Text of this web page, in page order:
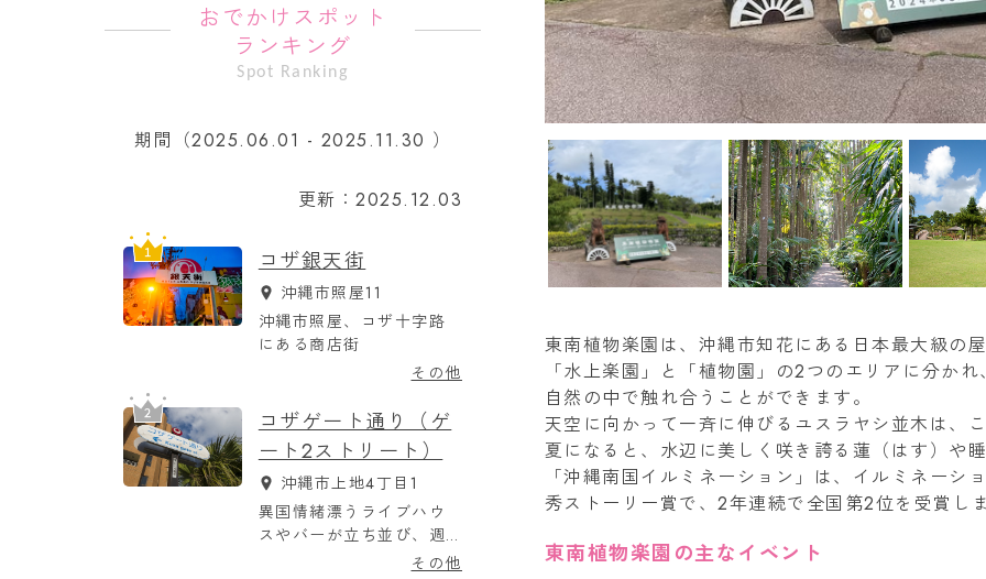
東南植物楽園は、沖縄市知花にある日本最大級の
「水上楽園」と「植物園」の2つのエリアに分か
自然の中で触れ合うことができます。
天空に向かって一斉に伸びるユスラヤシ並木は、
夏になると、水辺に美しく咲き誇る蓮（はす）や
「沖縄南国イルミネーション」は、イルミネー
秀ストーリー賞で、2年連続で全国第2位を受賞し
東南植物楽園の主なイベント
おでかけスポット
ランキング
Spot Ranking
期間（2025.06.01 - 2025.11.30 ）
更新：2025.12.03
コザ銀天街
沖縄市照屋11
沖縄市照屋、コザ十字路
にある商店街
その他
コザゲート通り（ゲ
ート2ストリート）
沖縄市上地4丁目1
異国情緒漂うライブハウ
スやバーが立ち並び、週
末の夜は特に賑わいを見
その他